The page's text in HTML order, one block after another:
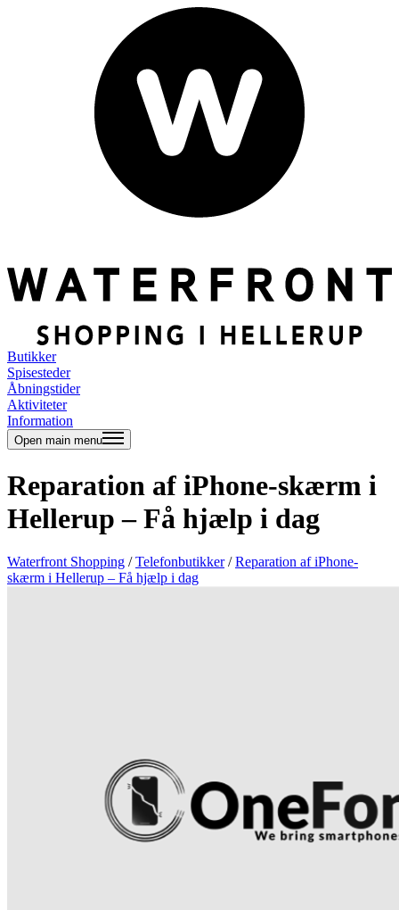
Butikker
Spisesteder
Åbningstider
Aktiviteter
Information
Open main menu
Reparation af iPhone-skærm i
Hellerup – Få hjælp i dag
Waterfront Shopping /Telefonbutikker/Reparation af iPhone-
skærm i Hellerup – Få hjælp i dag